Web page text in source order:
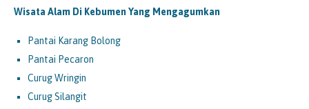
Wisata Alam Di Kebumen Yang Mengagumkan
Pantai Karang Bolong
Pantai Pecaron
Curug Wringin
Curug Silangit